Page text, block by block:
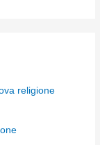
religione